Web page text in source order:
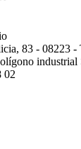
83 - 08223 -
02